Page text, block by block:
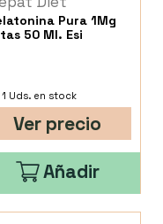
Pura 1Mg
50 Ml. Esi
1 Uds. en stock
Ver precio
Añadir